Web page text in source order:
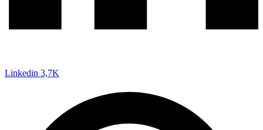
Linkedin 3,7K